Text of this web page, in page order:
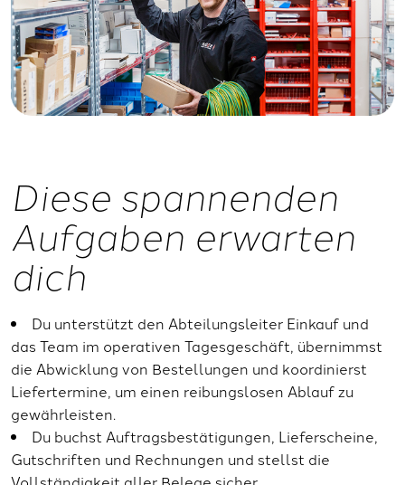
Diese spannenden
Aufgaben erwarten
dich
Du unterstützt den Abteilungsleiter Einkauf und
das Team im operativen Tagesgeschäft, übernimmst
die Abwicklung von Bestellungen und koordinierst
Liefertermine, um einen reibungslosen Ablauf zu
gewährleisten.
Du buchst Auftragsbestätigungen, Lieferscheine,
Gutschriften und Rechnungen und stellst die